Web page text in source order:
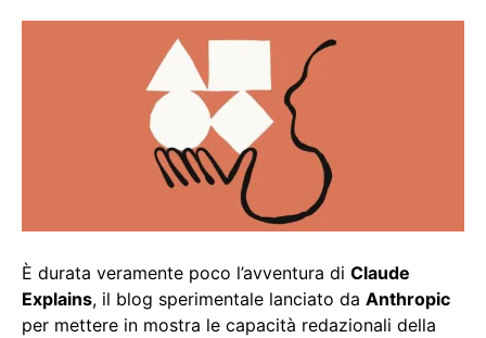
È durata veramente poco l’avventura di Claude
Explains, il blog sperimentale lanciato da Anthropic
per mettere in mostra le capacità redazionali della